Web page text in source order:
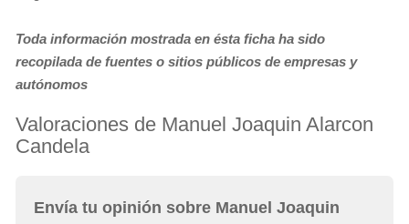
Toda información mostrada en ésta ficha ha sido
recopilada de fuentes o sitios públicos de empresas y
autónomos
Valoraciones de Manuel Joaquin Alarcon
Candela
Envía tu opinión sobre Manuel Joaquin